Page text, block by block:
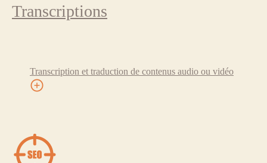
Transcriptions
Transcription et traduction de contenus audio ou vidéo